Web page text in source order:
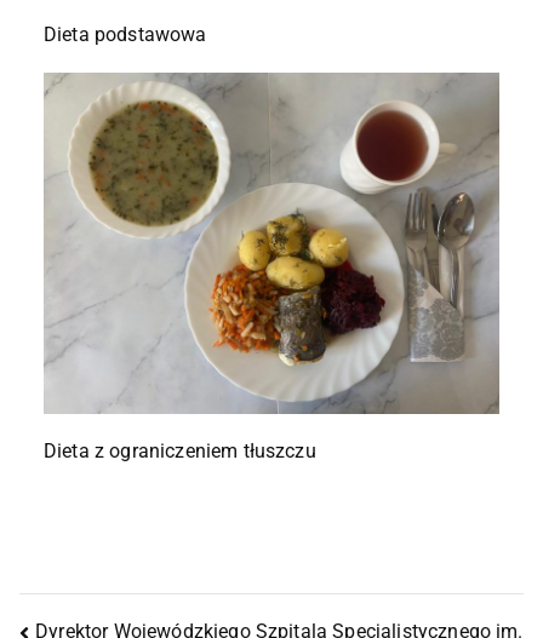
Dieta podstawowa
Dieta z ograniczeniem tłuszczu
Dyrektor Wojewódzkiego Szpitala Specjalistycznego im.